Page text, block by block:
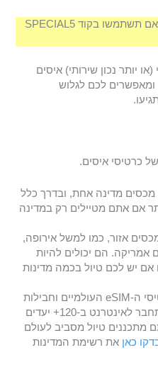
אם תשתמשו בקוד SPECIAL5
יותר נכון שירותי) איסים
ומאפשרים לכם לגלוש
מדינה אחת, ובדרך כלל
אם אתם מטיילים רק במדינה
אזור, כמו למשל אירופה,
אמריקה. הם יכולים להיות
אם יש לכם טיול בכמה מדינות
כרטיסי ה-eSIM העולמיים וחבילות
המנוי החדשות מאפשרים להתחבר לאינטרנט ב-120+ יעדים
מתכננים טיול מסביב לעולם
כאן את רשימת המדינות